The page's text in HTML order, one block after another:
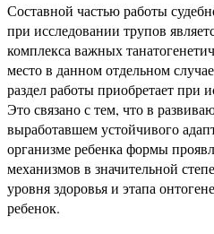
Составной частью работы
при исследовании трупов
комплекса важных
место в данном отдельном
раздел работы приобретает при
Это связано с тем, что в
выработавшем устойчивого
организме ребенка формы
механизмов в значительной
уровня здоровья и этапа
ребенок.